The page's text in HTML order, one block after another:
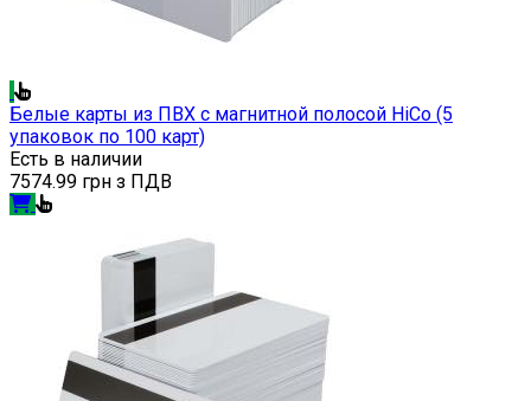
Белые карты из ПВХ с магнитной полосой HiCo (5
упаковок по 100 карт)
Есть в наличии
7574.99 грн з ПДВ